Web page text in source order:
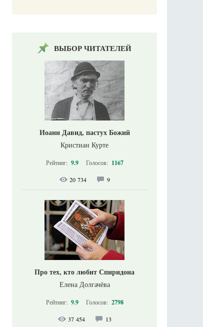
ВЫБОР ЧИТАТЕЛЕЙ
Иоанн Давид, пастух Божий
Кристиан Курте
Рейтинг: 9.9 Голосов: 1167
20 734 9
Про тех, кто любит Спиридона
Елена Долгачёва
Рейтинг: 9.9 Голосов: 2798
37 454 13